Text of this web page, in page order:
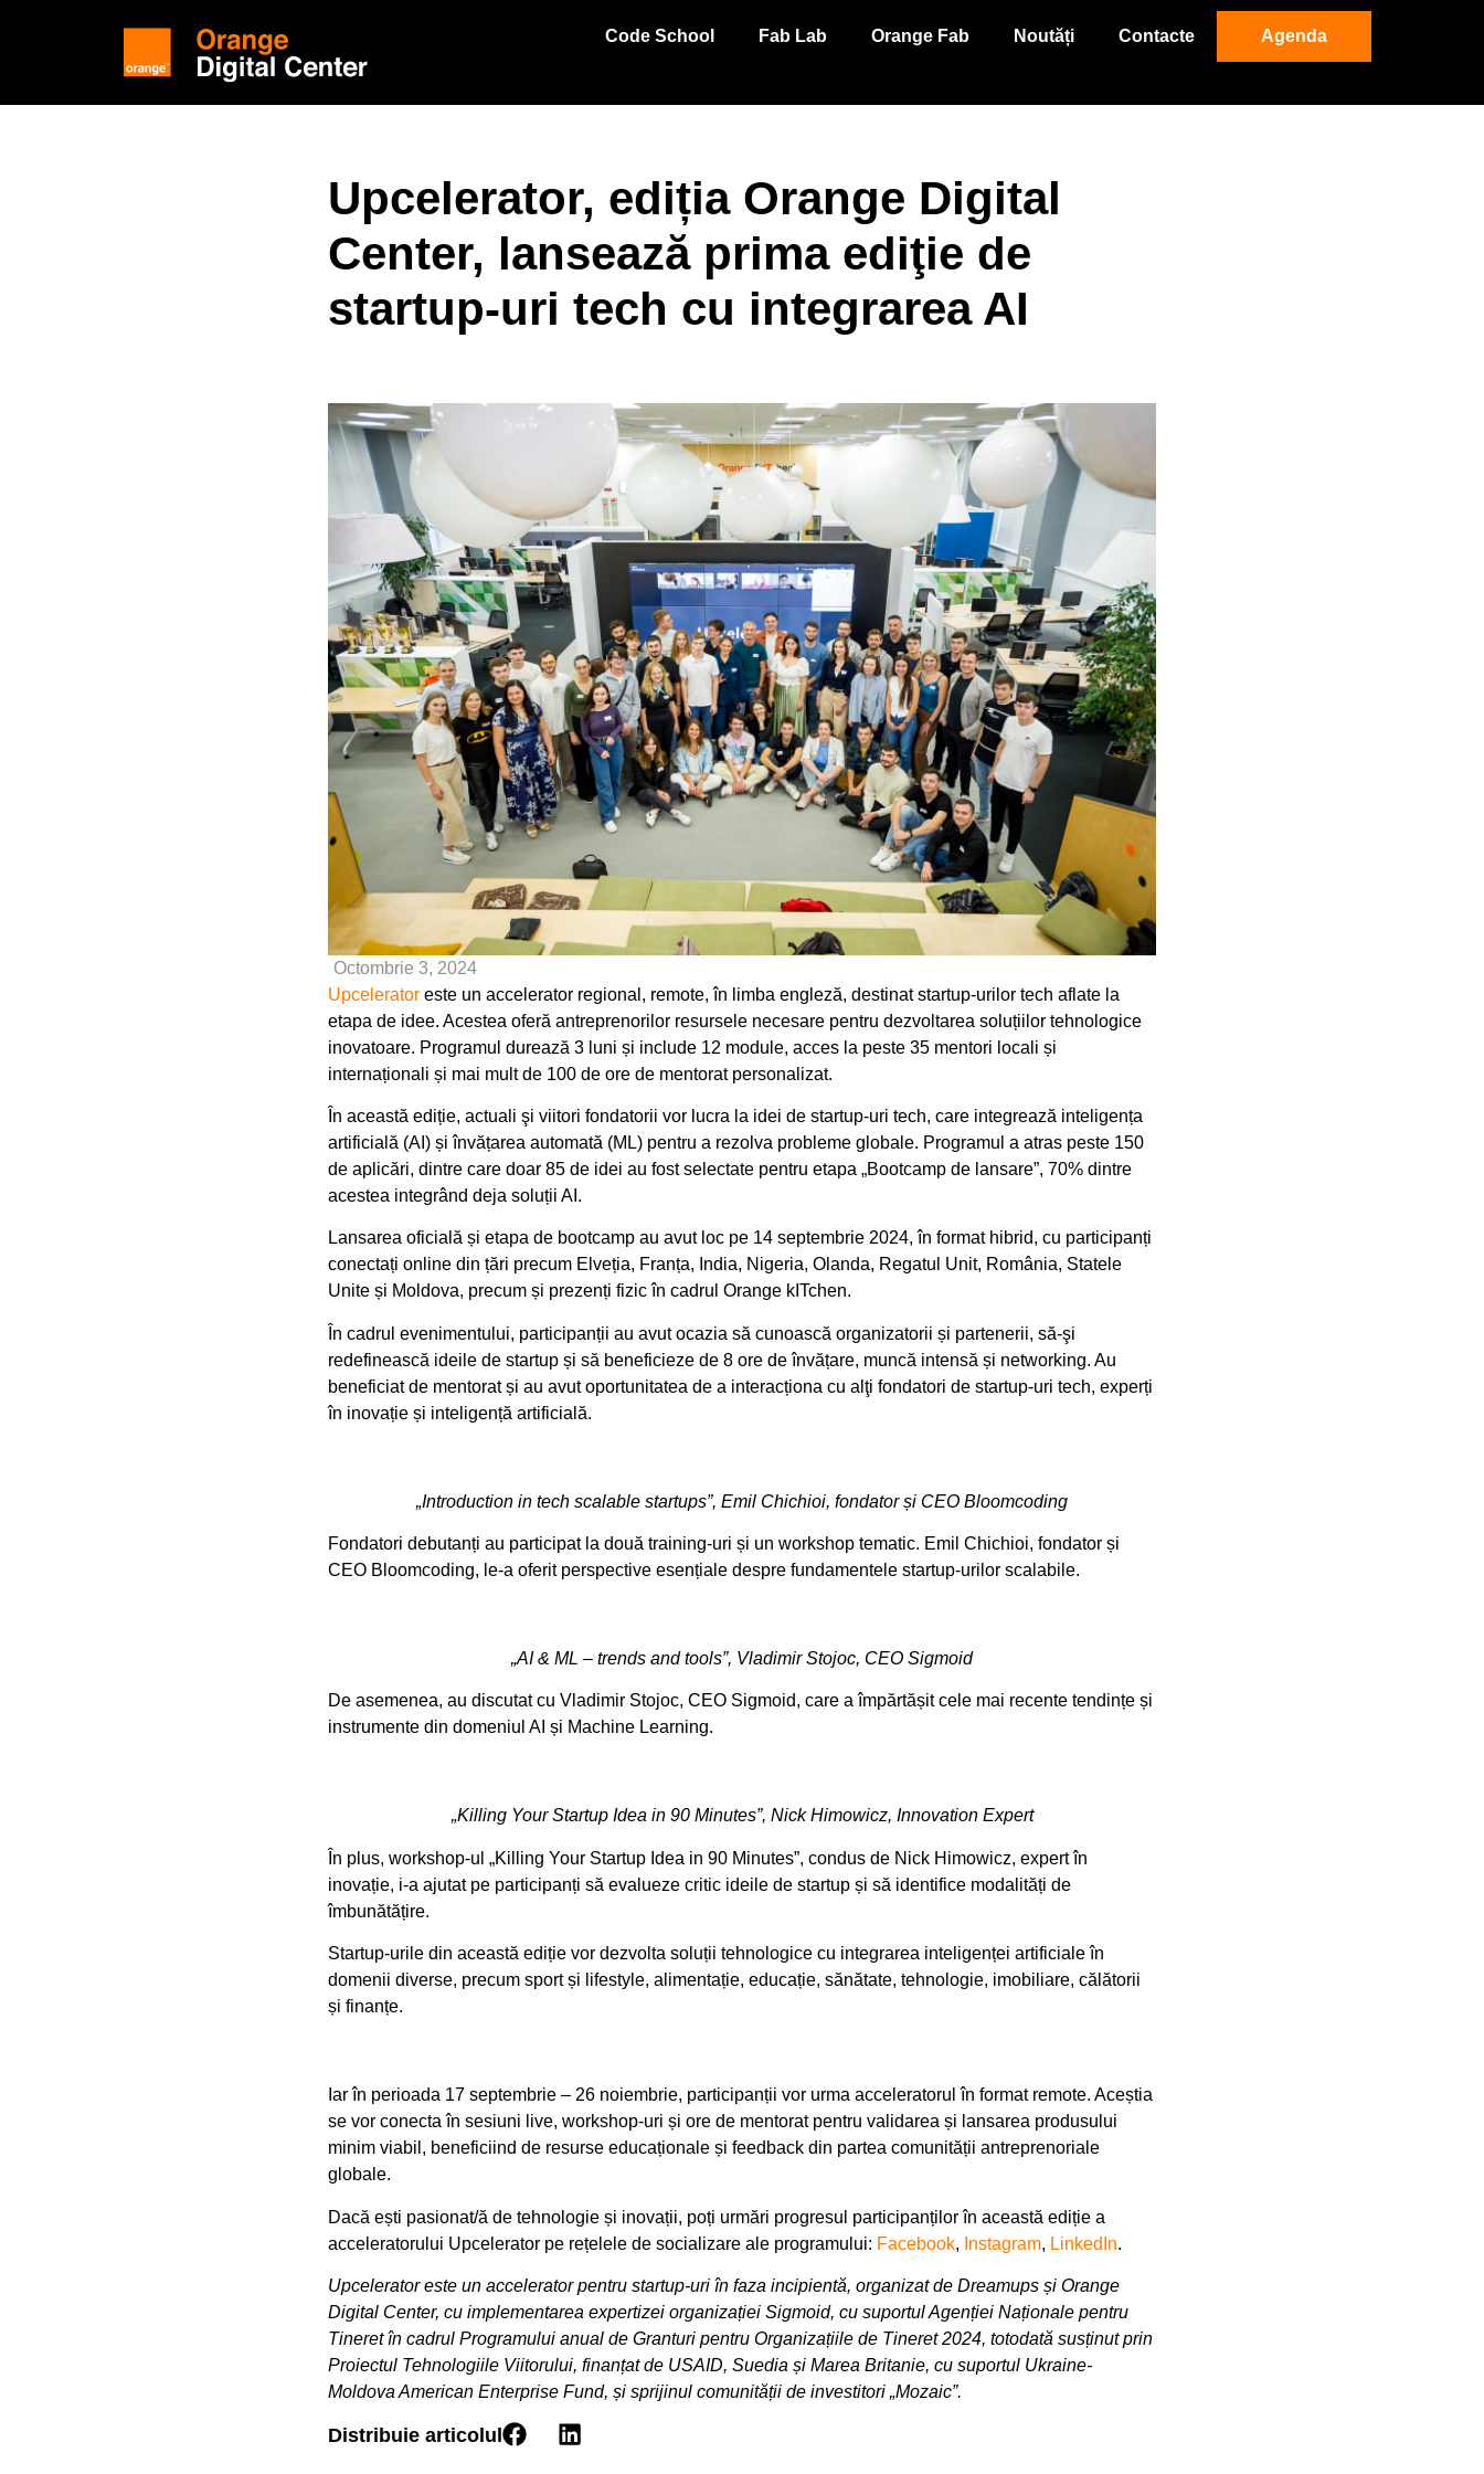
Code School Fab Lab Orange Fab Noutăți Contacte Agenda
Upcelerator, ediția Orange Digital
Center, lansează prima ediţie de
startup-uri tech cu integrarea AI
Octombrie 3, 2024
Upcelerator este un accelerator regional, remote, în limba engleză, destinat startup-urilor tech aflate la
etapa de idee. Acestea oferă antreprenorilor resursele necesare pentru dezvoltarea soluțiilor tehnologice
inovatoare. Programul durează 3 luni și include 12 module, acces la peste 35 mentori locali și
internaționali și mai mult de 100 de ore de mentorat personalizat.
În această ediție, actuali şi viitori fondatorii vor lucra la idei de startup-uri tech, care integrează inteligența
artificială (AI) și învățarea automată (ML) pentru a rezolva probleme globale. Programul a atras peste 150
de aplicări, dintre care doar 85 de idei au fost selectate pentru etapa „Bootcamp de lansare”, 70% dintre
acestea integrând deja soluții AI.
Lansarea oficială și etapa de bootcamp au avut loc pe 14 septembrie 2024, în format hibrid, cu participanți
conectați online din țări precum Elveția, Franța, India, Nigeria, Olanda, Regatul Unit, România, Statele
Unite și Moldova, precum și prezenți fizic în cadrul Orange kITchen.
În cadrul evenimentului, participanții au avut ocazia să cunoască organizatorii și partenerii, să-şi
redefinească ideile de startup și să beneficieze de 8 ore de învățare, muncă intensă și networking. Au
beneficiat de mentorat și au avut oportunitatea de a interacționa cu alţi fondatori de startup-uri tech, experți
în inovație și inteligență artificială.
„Introduction in tech scalable startups”, Emil Chichioi, fondator și CEO Bloomcoding
Fondatori debutanți au participat la două training-uri și un workshop tematic. Emil Chichioi, fondator și
CEO Bloomcoding, le-a oferit perspective esențiale despre fundamentele startup-urilor scalabile.
„AI & ML – trends and tools”, Vladimir Stojoc, CEO Sigmoid
De asemenea, au discutat cu Vladimir Stojoc, CEO Sigmoid, care a împărtășit cele mai recente tendințe și
instrumente din domeniul AI și Machine Learning.
„Killing Your Startup Idea in 90 Minutes”, Nick Himowicz, Innovation Expert
În plus, workshop-ul „Killing Your Startup Idea in 90 Minutes”, condus de Nick Himowicz, expert în
inovație, i-a ajutat pe participanți să evalueze critic ideile de startup și să identifice modalități de
îmbunătățire.
Startup-urile din această ediție vor dezvolta soluții tehnologice cu integrarea inteligenței artificiale în
domenii diverse, precum sport și lifestyle, alimentație, educație, sănătate, tehnologie, imobiliare, călătorii
și finanțe.
Iar în perioada 17 septembrie – 26 noiembrie, participanții vor urma acceleratorul în format remote. Aceștia
se vor conecta în sesiuni live, workshop-uri și ore de mentorat pentru validarea și lansarea produsului
minim viabil, beneficiind de resurse educaționale și feedback din partea comunității antreprenoriale
globale.
Dacă ești pasionat/ă de tehnologie și inovații, poți urmări progresul participanților în această ediție a
acceleratorului Upcelerator pe rețelele de socializare ale programului: Facebook, Instagram, LinkedIn.
Upcelerator este un accelerator pentru startup-uri în faza incipientă, organizat de Dreamups și Orange
Digital Center, cu implementarea expertizei organizației Sigmoid, cu suportul Agenției Naționale pentru
Tineret în cadrul Programului anual de Granturi pentru Organizațiile de Tineret 2024, totodată susținut prin
Proiectul Tehnologiile Viitorului, finanțat de USAID, Suedia și Marea Britanie, cu suportul Ukraine-
Moldova American Enterprise Fund, și sprijinul comunității de investitori „Mozaic”.
Distribuie articolul